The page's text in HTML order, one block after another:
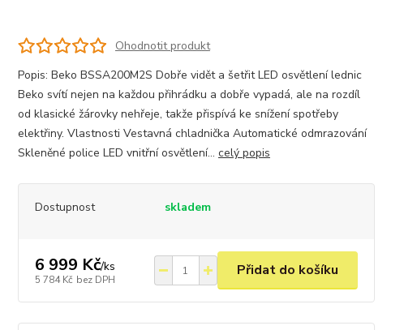
Ohodnotit produkt
Popis: Beko BSSA200M2S Dobře vidět a šetřit LED osvětlení lednic
Beko svítí nejen na každou přihrádku a dobře vypadá, ale na rozdíl
od klasické žárovky nehřeje, takže přispívá ke snížení spotřeby
elektřiny. Vlastnosti Vestavná chladnička Automatické odmrazování
Skleněné police LED vnitřní osvětlení... celý popis
Dostupnost skladem
6 999 Kč/ks
5 784 Kč bez DPH
Přidat do košíku